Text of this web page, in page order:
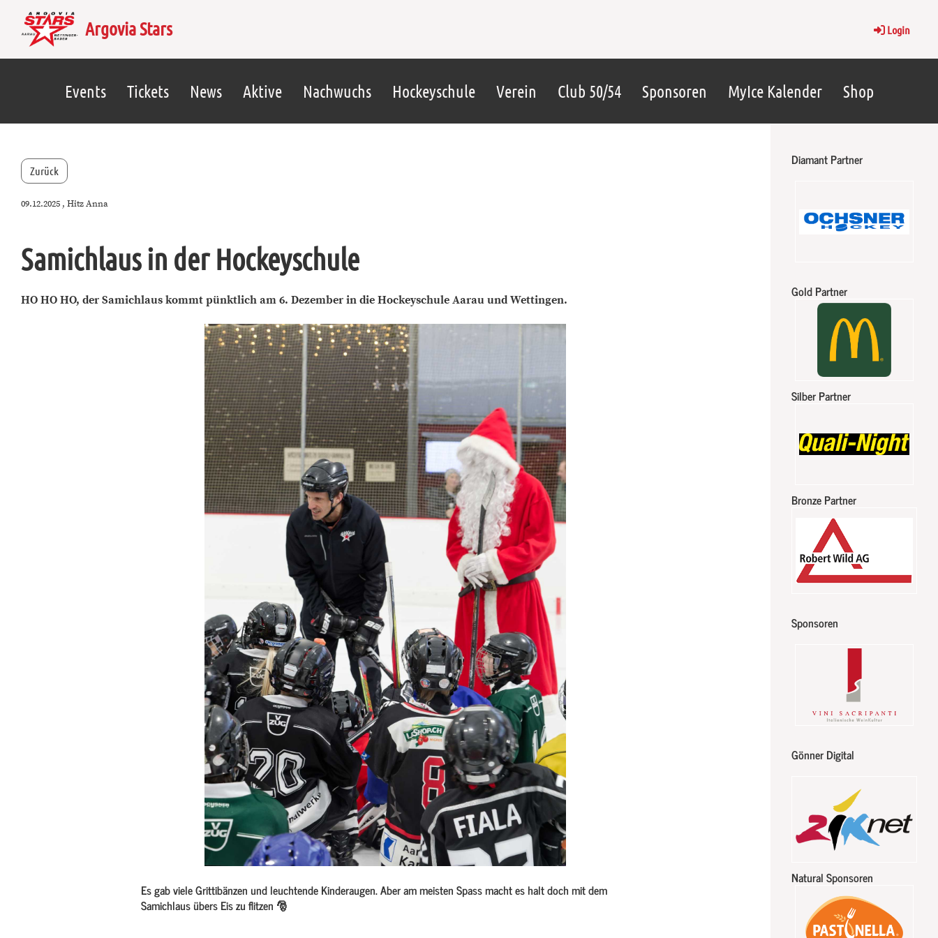
Argovia Stars Login
Events Tickets News Aktive Nachwuchs Hockeyschule Verein Club 50/54 Sponsoren MyIce Kalender Shop
Zurück
09.12.2025 , Hitz Anna
Samichlaus in der Hockeyschule
HO HO HO, der Samichlaus kommt pünktlich am 6. Dezember in die Hockeyschule Aarau und Wettingen.
Es gab viele Grittibänzen und leuchtende Kinderaugen. Aber am meisten Spass macht es halt doch mit dem
Samichlaus übers Eis zu flitzen 🎅
Diamant Partner
Gold Partner
Silber Partner
Bronze Partner
Sponsoren
Gönner Digital
Natural Sponsoren